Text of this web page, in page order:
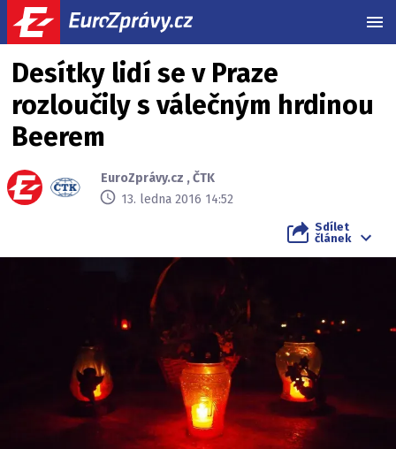
Desítky lidí se v Praze
rozloučily s válečným hrdinou
Beerem
EuroZprávy.cz ,ČTK
13. ledna 2016 14:52
Sdílet
článek